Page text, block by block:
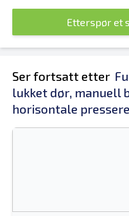
Etterspør et
Ser fortsatt etter
lukket dør, manuell
horisontale